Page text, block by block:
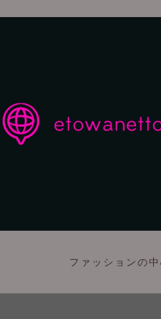
ファッションの